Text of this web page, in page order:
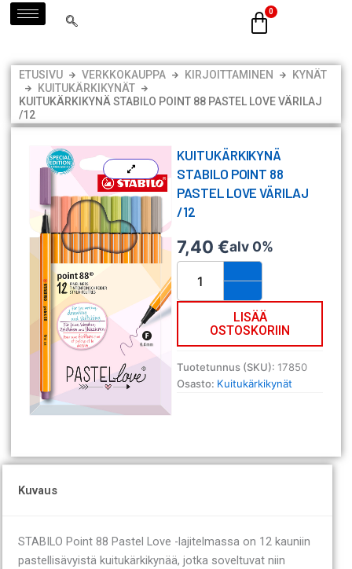
Siirry
sisältöön
ETUSIVU VERKKOKAUPPA KIRJOITTAMINEN
KYNÄT
KUITUKÄRKIKYNÄT
KUITUKÄRKIKYNÄ STABILO POINT 88 PASTEL LOVE VÄRILAJ
/12
KUITUKÄRKIKYNÄ
STABILO POINT 88
PASTEL LOVE VÄRILAJ
/12
7,40€alv 0%
Kuitukärkikynä
STABILO
Point
Love
värilaj
/12
LISÄÄ
OSTOSKORIIN
Tuotetunnus (SKU):17850
Osasto: Kuitukärkikynät
Kuvaus
STABILO Point 88 Pastel Love -lajitelmassa on 12 kauniin
pastellisävyistä kuitukärkikynää, jotka soveltuvat niin